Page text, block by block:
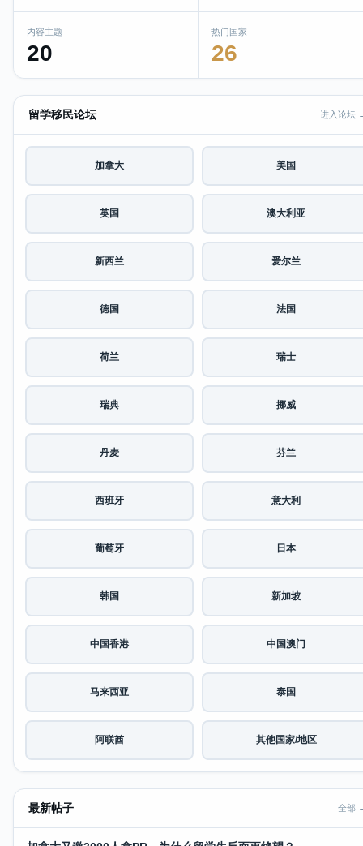
内容主题
20
热门国家
26
留学移民论坛 进入论坛
加拿大 美国
英国 澳大利亚
新西兰 爱尔兰
德国 法国
荷兰 瑞士
瑞典 挪威
丹麦 芬兰
西班牙 意大利
葡萄牙 日本
韩国 新加坡
中国香港 中国澳门
马来西亚 泰国
阿联酋 其他国家/地区
最新帖子 全部